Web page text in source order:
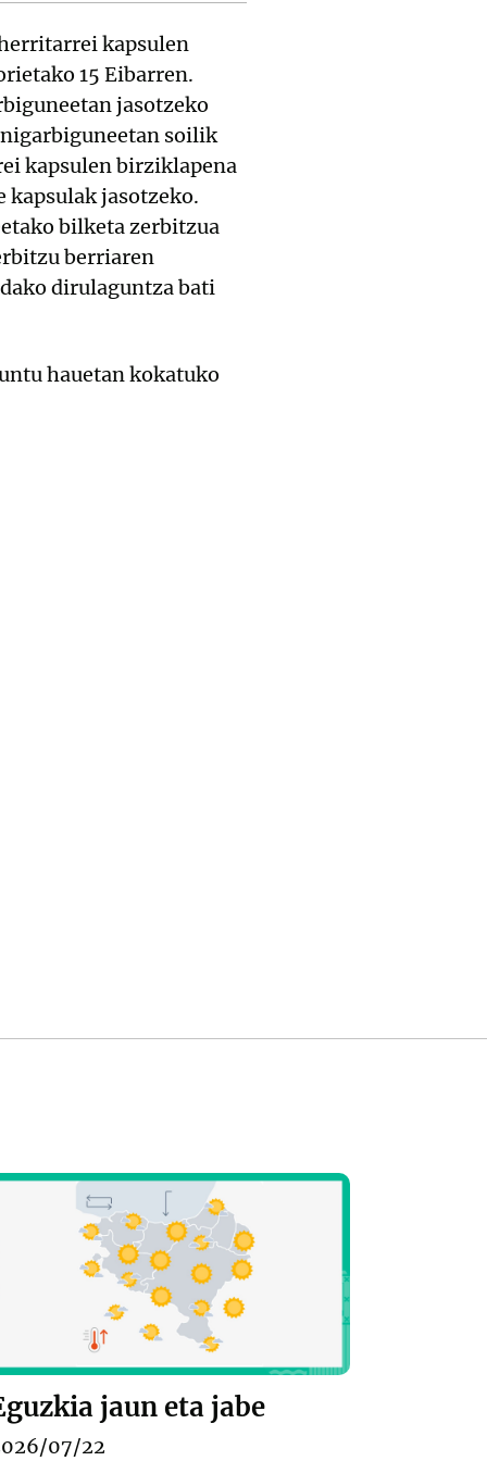
kapsulen
15 Eibarren.
jasotzeko
soilik
kapsulen birziklapena
jasotzeko.
bilketa zerbitzua
berriaren
dirulaguntza bati
hauetan kokatuko
jaun eta jabe
07/22